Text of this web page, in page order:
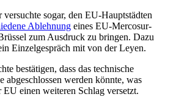
versuchte sogar, den EU-Hauptstädten
Ablehnung eines EU-Mercosur-
zum Ausdruck zu bringen. Dazu
Einzelgespräch mit von der Leyen.
bestätigen, dass das technische
abgeschlossen werden könnte, was
einen weiteren Schlag versetzt.